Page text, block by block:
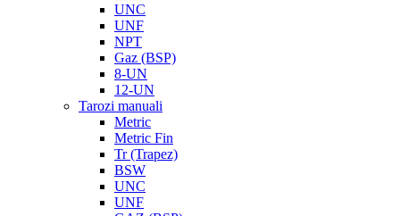
UNC
UNF
NPT
Gaz (BSP)
8-UN
12-UN
Tarozi manuali
Metric
Metric Fin
Tr (Trapez)
BSW
UNC
UNF